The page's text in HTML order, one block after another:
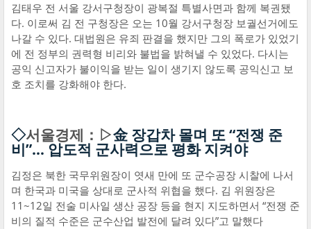
김태우 전 서울 강서구청장이 광복절 특별사면과 함께 복권됐
다. 이로써 김 전 구청장은 오는 10월 강서구청장 보궐선거에도
나갈 수 있다. 대법원은 유죄 판결을 했지만 그의 폭로가 있었기
에 전 정부의 권력형 비리와 불법을 밝혀낼 수 있었다. 다시는
공익 신고자가 불이익을 받는 일이 생기지 않도록 공익신고 보
호 조치를 강화해야 한다.
◇서울경제：▷金 장갑차 몰며 또 “전쟁 준
비”… 압도적 군사력으로 평화 지켜야
김정은 북한 국무위원장이 엿새 만에 또 군수공장 시찰에 나서
며 한국과 미국을 상대로 군사적 위협을 했다. 김 위원장은
11~12일 전술 미사일 생산 공장 등을 현지 지도하면서 “전쟁 준
비의 질적 수준은 군수산업 발전에 달려 있다”고 말했다